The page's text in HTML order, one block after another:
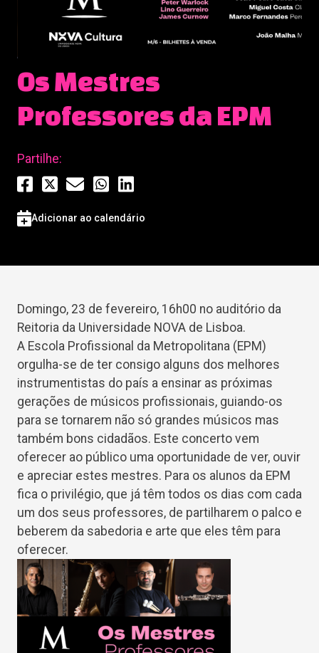
Os Mestres
Professores da EPM
Partilhe:
Adicionar ao calendário
Domingo, 23 de fevereiro, 16h00 no auditório da
Reitoria da Universidade NOVA de Lisboa.
A Escola Profissional da Metropolitana (EPM)
orgulha-se de ter consigo alguns dos melhores
instrumentistas do país a ensinar as próximas
gerações de músicos profissionais, guiando-os
para se tornarem não só grandes músicos mas
também bons cidadãos. Este concerto vem
oferecer ao público uma oportunidade de ver, ouvir
e apreciar estes mestres. Para os alunos da EPM
fica o privilégio, que já têm todos os dias com cada
um dos seus professores, de partilharem o palco e
beberem da sabedoria e arte que eles têm para
oferecer.